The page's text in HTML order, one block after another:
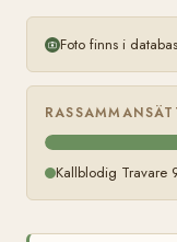
Foto finns i
Kallblodig Travare